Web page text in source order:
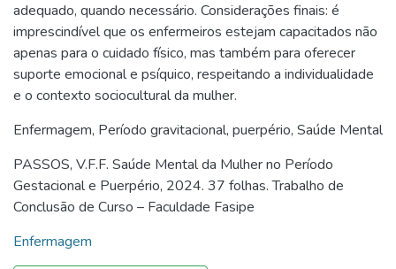
adequado, quando necessário. Considerações finais: é
imprescindível que os enfermeiros estejam capacitados não
apenas para o cuidado físico, mas também para oferecer
suporte emocional e psíquico, respeitando a individualidade
e o contexto sociocultural da mulher.
Enfermagem, Período gravitacional, puerpério, Saúde Mental
PASSOS, V.F.F. Saúde Mental da Mulher no Período
Gestacional e Puerpério, 2024. 37 folhas. Trabalho de
Conclusão de Curso – Faculdade Fasipe
Enfermagem